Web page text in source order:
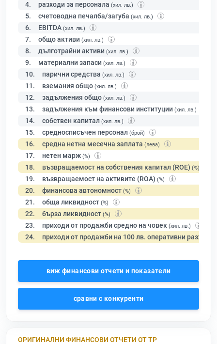
4. разходи за персонала (хил. лв.)
5. счетоводна печалба/загуба (хил. лв.)
6. EBITDA (хил. лв.)
7. общо активи (хил. лв.)
8. дълготрайни активи (хил. лв.)
9. материални запаси (хил. лв.)
10. парични средства (хил. лв.)
11. вземания общо (хил. лв.)
12. задължения общо (хил. лв.)
13. задължения към финансови институции (хил. лв.)
14. собствен капитал (хил. лв.)
15. средносписъчен персонал (брой)
16. средна нетна месечна заплата (лева)
17. нетен марж (%)
18. възвращаемост на собствения капитал (ROE) (%)
19. възвращаемост на активите (ROA) (%)
20. финансова автономност (%)
21. обща ликвидност (%)
22. бърза ликвидност (%)
23. приходи от продажби средно на човек (хил. лв.)
24. приходи от продажби на 100 лв. оперативни разходи
виж финансови отчети и показатели
сравни с конкуренти
ОРИГИНАЛНИ ФИНАНСОВИ ОТЧЕТИ ОТ ТР